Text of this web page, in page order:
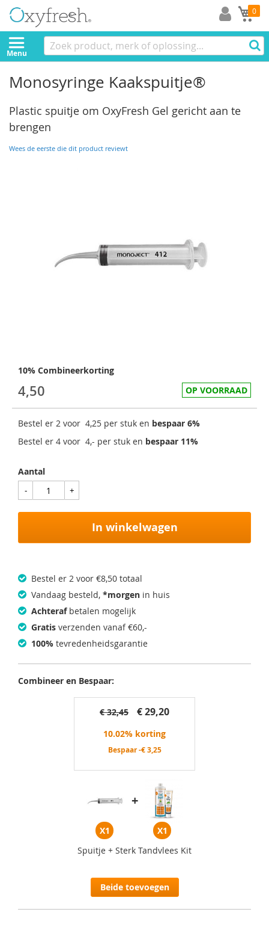
0
Menu
Monosyringe Kaakspuitje®
Plastic spuitje om OxyFresh Gel gericht aan te
brengen
Wees de eerste die dit product reviewt
10% Combineerkorting
4,50 OP VOORRAAD
Bestel er 2 voor 4,25 per stuk en bespaar 6%
Bestel er 4 voor 4,- per stuk en bespaar 11%
Aantal
In winkelwagen
Bestel er 2 voor €8,50 totaal
Vandaag besteld, *morgen in huis
Achterafbetalen mogelijk
Gratis verzenden vanaf €60,-
100% tevredenheidsgarantie
Combineer en Bespaar:
€ 32,45 € 29,20
10.02% korting
Bespaar -€ 3,25
X1
+
X1
Spuitje + Sterk Tandvlees Kit
Beide toevoegen